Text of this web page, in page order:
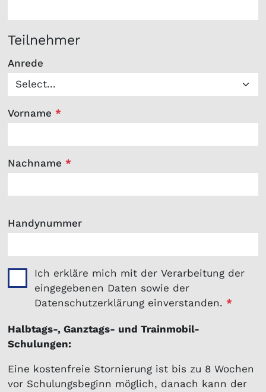
Teilnehmer
Anrede
Vorname *
Nachname *
Handynummer
Ich erkläre mich mit der Verarbeitung der
eingegebenen Daten sowie der
Datenschutzerklärung einverstanden. *
Halbtags-, Ganztags- und Trainmobil-
Schulungen:
Eine kostenfreie Stornierung ist bis zu 8 Wochen
vor Schulungsbeginn möglich, danach kann der